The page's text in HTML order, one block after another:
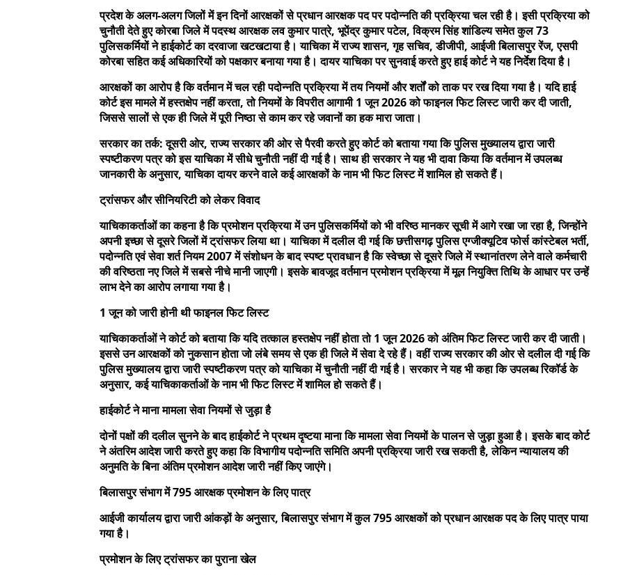
प्रदेश के अलग-अलग जिलों में इन दिनों आरक्षकों से प्रधान आरक्षक पद पर पदोन्नति की प्रक्रिया चल रही है। इसी प्रक्रिया को
चुनौती देते हुए कोरबा जिले में पदस्थ आरक्षक लव कुमार पात्रे, भूपेंद्र कुमार पटेल, विक्रम सिंह शांडिल्य समेत कुल 73
पुलिसकर्मियों ने हाईकोर्ट का दरवाजा खटखटाया है। याचिका में राज्य शासन, गृह सचिव, डीजीपी, आईजी बिलासपुर रेंज, एसपी
कोरबा सहित कई अधिकारियों को पक्षकार बनाया गया है। दायर याचिका पर सुनवाई करते हुए हाई कोर्ट ने यह निर्देश दिया है।
आरक्षकों का आरोप है कि वर्तमान में चल रही पदोन्नति प्रक्रिया में तय नियमों और शर्तों को ताक पर रख दिया गया है। यदि हाई
कोर्ट इस मामले में हस्तक्षेप नहीं करता, तो नियमों के विपरीत आगामी 1 जून 2026 को फाइनल फिट लिस्ट जारी कर दी जाती,
जिससे सालों से एक ही जिले में पूरी निष्ठा से काम कर रहे जवानों का हक मारा जाता।
सरकार का तर्क: दूसरी ओर, राज्य सरकार की ओर से पैरवी करते हुए कोर्ट को बताया गया कि पुलिस मुख्यालय द्वारा जारी
स्पष्टीकरण पत्र को इस याचिका में सीधे चुनौती नहीं दी गई है। साथ ही सरकार ने यह भी दावा किया कि वर्तमान में उपलब्ध
जानकारी के अनुसार, याचिका दायर करने वाले कई आरक्षकों के नाम भी फिट लिस्ट में शामिल हो सकते हैं।
ट्रांसफर और सीनियरिटी को लेकर विवाद
याचिकाकर्ताओं का कहना है कि प्रमोशन प्रक्रिया में उन पुलिसकर्मियों को भी वरिष्ठ मानकर सूची में आगे रखा जा रहा है, जिन्होंने
अपनी इच्छा से दूसरे जिलों में ट्रांसफर लिया था। याचिका में दलील दी गई कि छत्तीसगढ़ पुलिस एग्जीक्यूटिव फोर्स कांस्टेबल भर्ती,
पदोन्नति एवं सेवा शर्त नियम 2007 में संशोधन के बाद स्पष्ट प्रावधान है कि स्वेच्छा से दूसरे जिले में स्थानांतरण लेने वाले कर्मचारी
की वरिष्ठता नए जिले में सबसे नीचे मानी जाएगी। इसके बावजूद वर्तमान प्रमोशन प्रक्रिया में मूल नियुक्ति तिथि के आधार पर उन्हें
लाभ देने का आरोप लगाया गया है।
1 जून को जारी होनी थी फाइनल फिट लिस्ट
याचिकाकर्ताओं ने कोर्ट को बताया कि यदि तत्काल हस्तक्षेप नहीं होता तो 1 जून 2026 को अंतिम फिट लिस्ट जारी कर दी जाती।
इससे उन आरक्षकों को नुकसान होता जो लंबे समय से एक ही जिले में सेवा दे रहे हैं। वहीं राज्य सरकार की ओर से दलील दी गई कि
पुलिस मुख्यालय द्वारा जारी स्पष्टीकरण पत्र को याचिका में चुनौती नहीं दी गई है। सरकार ने यह भी कहा कि उपलब्ध रिकॉर्ड के
अनुसार, कई याचिकाकर्ताओं के नाम भी फिट लिस्ट में शामिल हो सकते हैं।
हाईकोर्ट ने माना मामला सेवा नियमों से जुड़ा है
दोनों पक्षों की दलील सुनने के बाद हाईकोर्ट ने प्रथम दृष्टया माना कि मामला सेवा नियमों के पालन से जुड़ा हुआ है। इसके बाद कोर्ट
ने अंतरिम आदेश जारी करते हुए कहा कि विभागीय पदोन्नति समिति अपनी प्रक्रिया जारी रख सकती है, लेकिन न्यायालय की
अनुमति के बिना अंतिम प्रमोशन आदेश जारी नहीं किए जाएंगे।
बिलासपुर संभाग में 795 आरक्षक प्रमोशन के लिए पात्र
आईजी कार्यालय द्वारा जारी आंकड़ों के अनुसार, बिलासपुर संभाग में कुल 795 आरक्षकों को प्रधान आरक्षक पद के लिए पात्र पाया
गया है।
प्रमोशन के लिए ट्रांसफर का पुराना खेल